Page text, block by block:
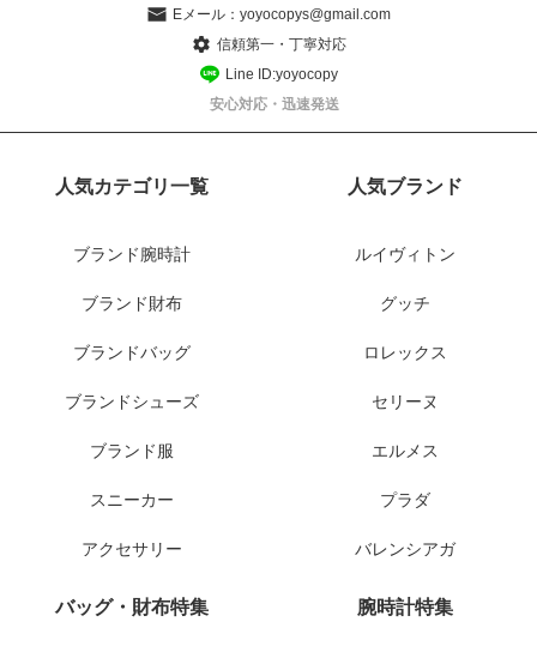
Eメール： yoyocopys@gmail.com
信頼第一・丁寧対応
Line ID:yoyocopy
安心対応・迅速発送
人気カテゴリ一覧
ブランド腕時計
ブランド財布
ブランドバッグ
ブランドシューズ
ブランド服
スニーカー
アクセサリー
人気ブランド
ルイヴィトン
グッチ
ロレックス
セリーヌ
エルメス
プラダ
バレンシアガ
バッグ・財布特集 腕時計特集